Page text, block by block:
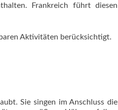
Frankreich führt diesen
Aktivitäten berücksichtigt.
Sie singen im Anschluss die